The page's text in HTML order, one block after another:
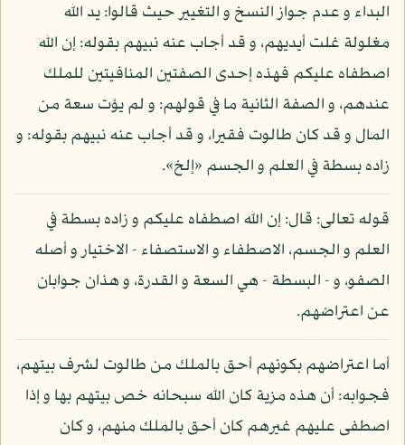
البداء و عدم جواز النسخ و التغيير حيث قالوا: يد الله
مغلولة غلت أيديهم، و قد أجاب عنه نبيهم بقوله: إن الله
اصطفاه عليكم فهذه إحدى الصفتين المنافيتين للملك
عندهم، و الصفة الثانية ما في قولهم: و لم يؤت سعة من
المال و قد كان طالوت فقيرا، و قد أجاب عنه نبيهم بقوله: و
زاده بسطة في العلم و الجسم «إلخ».
قوله تعالى: قال: إن الله اصطفاه عليكم و زاده بسطة في
العلم و الجسم، الاصطفاء و الاستصفاء - الاختيار و أصله
الصفو، و - البسطة - هي السعة و القدرة، و هذان جوابان
عن اعتراضهم.
أما اعتراضهم بكونهم أحق بالملك من طالوت لشرف بيتهم،
فجوابه: أن هذه مزية كان الله سبحانه خص بيتهم بها و إذا
اصطفى عليهم غيرهم كان أحق بالملك منهم، و كان